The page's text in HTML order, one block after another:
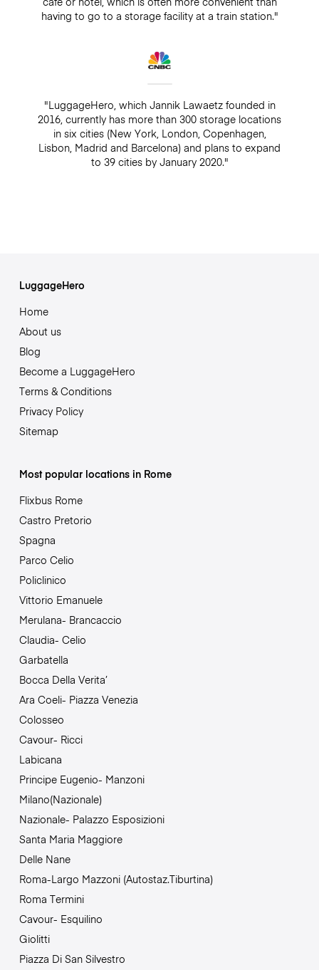
having to go to a storage facility at a train station."
"LuggageHero, which Jannik Lawaetz founded in
2016, currently has more than 300 storage locations
in six cities (New York, London, Copenhagen,
Lisbon, Madrid and Barcelona) and plans to expand
to 39 cities by January 2020."
LuggageHero
Home
About us
Blog
Become a LuggageHero
Terms & Conditions
Privacy Policy
Sitemap
Most popular locations in Rome
Flixbus Rome
Castro Pretorio
Spagna
Parco Celio
Policlinico
Vittorio Emanuele
Merulana- Brancaccio
Claudia- Celio
Garbatella
Bocca Della Verita’
Ara Coeli- Piazza Venezia
Colosseo
Cavour- Ricci
Labicana
Principe Eugenio- Manzoni
Milano(Nazionale)
Nazionale- Palazzo Esposizioni
Santa Maria Maggiore
Delle Nane
Roma-Largo Mazzoni (Autostaz.Tiburtina)
Roma Termini
Cavour- Esquilino
Giolitti
Piazza Di San Silvestro